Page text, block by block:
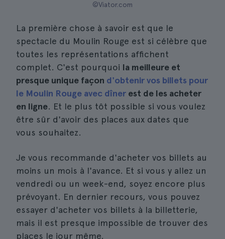
©Viator.com
La première chose à savoir est que le
spectacle du Moulin Rouge est si célèbre que
toutes les représentations affichent
complet. C'est pourquoi la meilleure et
presque unique façon d'obtenir vos billets pour
le Moulin Rouge avec dîner est de les acheter
en ligne. Et le plus tôt possible si vous voulez
être sûr d'avoir des places aux dates que
vous souhaitez.
Je vous recommande d'acheter vos billets au
moins un mois à l'avance. Et si vous y allez un
vendredi ou un week-end, soyez encore plus
prévoyant. En dernier recours, vous pouvez
essayer d'acheter vos billets à la billetterie,
mais il est presque impossible de trouver des
places le jour même.